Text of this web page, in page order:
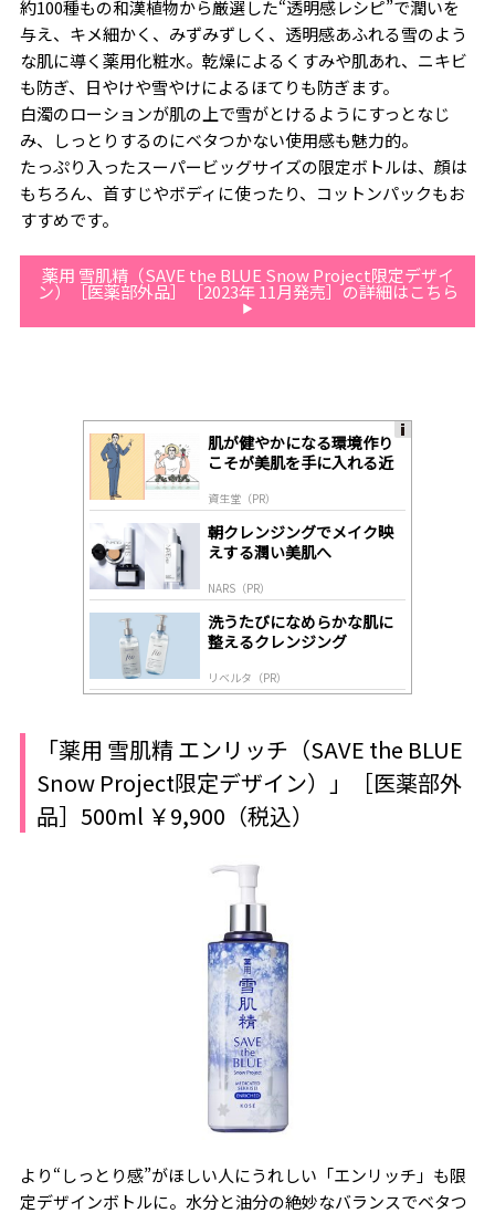
約100種もの和漢植物から厳選した“透明感レシピ”で潤いを
与え、キメ細かく、みずみずしく、透明感あふれる雪のよう
な肌に導く薬用化粧水。乾燥によるくすみや肌あれ、ニキビ
も防ぎ、日やけや雪やけによるほてりも防ぎます。
白濁のローションが肌の上で雪がとけるようにすっとなじ
み、しっとりするのにベタつかない使用感も魅力的。
たっぷり入ったスーパービッグサイズの限定ボトルは、顔は
もちろん、首すじやボディに使ったり、コットンパックもお
すすめです。
薬用 雪肌精（SAVE the BLUE Snow Project限定デザイ
ン）［医薬部外品］［2023年 11月発売］の詳細はこちら
肌が健やかになる環境作り
こそが美肌を手に入れる近
資生堂（PR）
朝クレンジングでメイク映
えする潤い美肌へ
NARS（PR）
洗うたびになめらかな肌に
整えるクレンジング
リベルタ（PR）
「薬用 雪肌精 エンリッチ（SAVE the BLUE
Snow Project限定デザイン）」［医薬部外
品］500ml ￥9,900（税込）
より“しっとり感”がほしい人にうれしい「エンリッチ」も限
定デザインボトルに。水分と油分の絶妙なバランスでベタつ